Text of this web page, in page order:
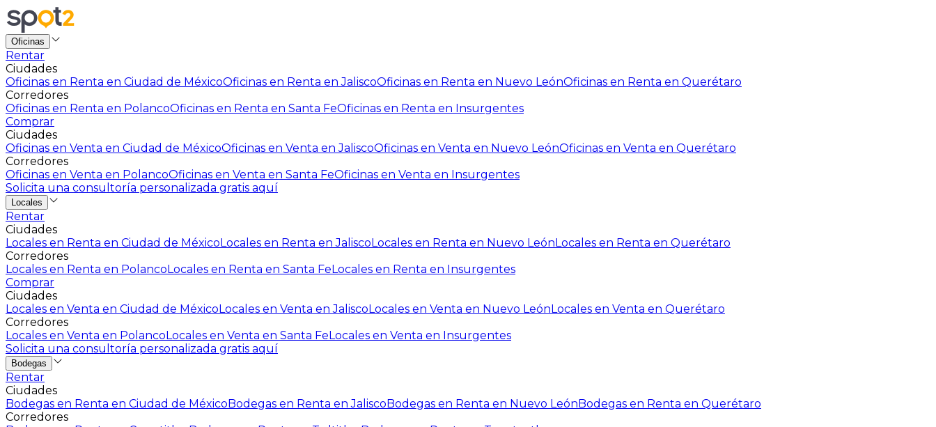
Oficinas
Rentar
Ciudades
Oficinas en Renta en Ciudad de MéxicoOficinas en Renta en JaliscoOficinas en Renta en Nuevo LeónOficinas en Renta en Querétaro
Corredores
Oficinas en Renta en PolancoOficinas en Renta en Santa FeOficinas en Renta en Insurgentes
Comprar
Ciudades
Oficinas en Venta en Ciudad de MéxicoOficinas en Venta en JaliscoOficinas en Venta en Nuevo LeónOficinas en Venta en Querétaro
Corredores
Oficinas en Venta en PolancoOficinas en Venta en Santa FeOficinas en Venta en Insurgentes
Solicita una consultoría personalizada gratis aquí
Locales
Rentar
Ciudades
Locales en Renta en Ciudad de MéxicoLocales en Renta en JaliscoLocales en Renta en Nuevo LeónLocales en Renta en Querétaro
Corredores
Locales en Renta en PolancoLocales en Renta en Santa FeLocales en Renta en Insurgentes
Comprar
Ciudades
Locales en Venta en Ciudad de MéxicoLocales en Venta en JaliscoLocales en Venta en Nuevo LeónLocales en Venta en Querétaro
Corredores
Locales en Venta en PolancoLocales en Venta en Santa FeLocales en Venta en Insurgentes
Solicita una consultoría personalizada gratis aquí
Bodegas
Rentar
Ciudades
Bodegas en Renta en Ciudad de MéxicoBodegas en Renta en JaliscoBodegas en Renta en Nuevo LeónBodegas en Renta en Querétaro
Corredores